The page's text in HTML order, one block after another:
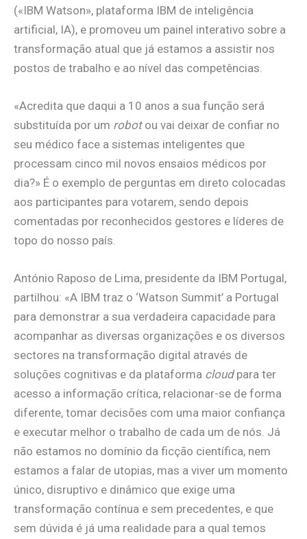
(«IBM Watson», plataforma IBM de inteligência
artificial, IA), e promoveu um painel interativo sobre a
transformação atual que já estamos a assistir nos
postos de trabalho e ao nível das competências.
«Acredita que daqui a 10 anos a sua função será
substituída por um robotou vai deixar de confiar no
seu médico face a sistemas inteligentes que
processam cinco mil novos ensaios médicos por
dia?» É o exemplo de perguntas em direto colocadas
aos participantes para votarem, sendo depois
comentadas por reconhecidos gestores e líderes de
topo do nosso país.
António Raposo de Lima, presidente da IBM Portugal,
partilhou: «A IBM traz o ‘Watson Summit’ a Portugal
para demonstrar a sua verdadeira capacidade para
acompanhar as diversas organizações e os diversos
sectores na transformação digital através de
soluções cognitivas e da plataforma cloudpara ter
acesso a informação crítica, relacionar-se de forma
diferente, tomar decisões com uma maior confiança
e executar melhor o trabalho de cada um de nós. Já
não estamos no domínio da ficção científica, nem
estamos a falar de utopias, mas a viver um momento
único, disruptivo e dinâmico que exige uma
transformação contínua e sem precedentes, e que
sem dúvida é já uma realidade para a qual temos